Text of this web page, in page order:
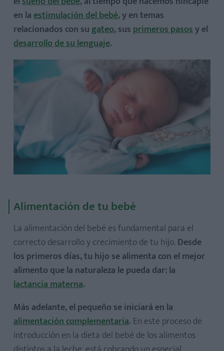
en laestimulación del bebé, y en temas
relacionados con sugateo, sus primeros pasosy el
desarrollo de su lenguaje.
Alimentación de tu bebé
La alimentación del bebé es fundamental para el
correcto desarrollo y crecimiento de tu hijo. Desde
los primeros días, tu hijo se alimenta con el mejor
alimento que la naturaleza le pueda dar: la
lactancia materna.
Más adelante, el pequeño se iniciará en la
alimentación complementaria. En este proceso de
introducción en la dieta del bebé de los alimentos